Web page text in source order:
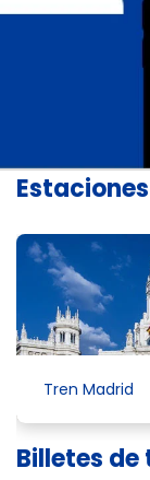
Tren Madrid
Billetes